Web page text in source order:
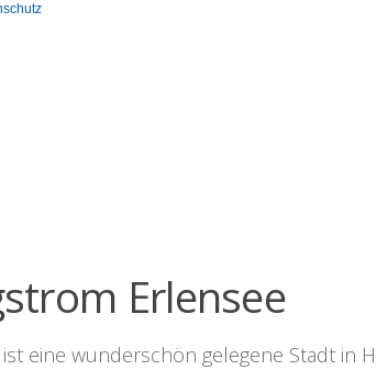
Erlensee
eine wunderschön gelegene Stadt in